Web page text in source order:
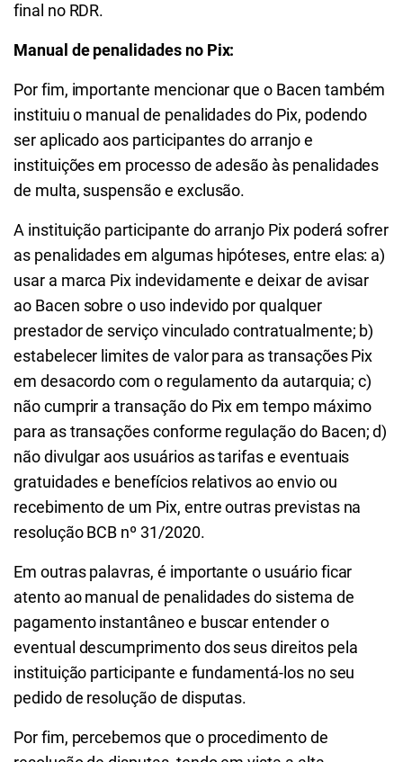
final no RDR.
Manual de penalidades no Pix:
Por fim, importante mencionar que o Bacen também
instituiu o manual de penalidades do Pix, podendo
ser aplicado aos participantes do arranjo e
instituições em processo de adesão às penalidades
de multa, suspensão e exclusão.
A instituição participante do arranjo Pix poderá sofrer
as penalidades em algumas hipóteses, entre elas: a)
usar a marca Pix indevidamente e deixar de avisar
ao Bacen sobre o uso indevido por qualquer
prestador de serviço vinculado contratualmente; b)
estabelecer limites de valor para as transações Pix
em desacordo com o regulamento da autarquia; c)
não cumprir a transação do Pix em tempo máximo
para as transações conforme regulação do Bacen; d)
não divulgar aos usuários as tarifas e eventuais
gratuidades e benefícios relativos ao envio ou
recebimento de um Pix, entre outras previstas na
resolução BCB nº 31/2020.
Em outras palavras, é importante o usuário ficar
atento ao manual de penalidades do sistema de
pagamento instantâneo e buscar entender o
eventual descumprimento dos seus direitos pela
instituição participante e fundamentá-los no seu
pedido de resolução de disputas.
Por fim, percebemos que o procedimento de